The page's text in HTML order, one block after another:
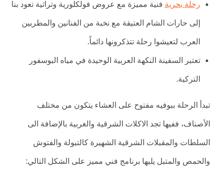
رحلة بحرية فنية مميزة مع عروض فولكلورية وتراثية تعود بنا
إلى حارات الشام العتيقة مع نخبة من الفنانين والمطربين
العرب لتعيشوا رحلة تتذكرونها دائماً.
تعتبر السفينة النكهة العربية الوحيدة في مياه البوسفور
التركية.
تبدأ الرحلة ببوفيه مفتوح على العشاء يتكون من مختلف
الأصناف، ففيها تجد الاكلات الشرقية والغربية بالإضافة الى
السلطات والمقبلات الشرقية الشهيرة كالتبولة والفتوش
والحمص والمتبل يليها برنامج فني مميز على الشكل التالي: